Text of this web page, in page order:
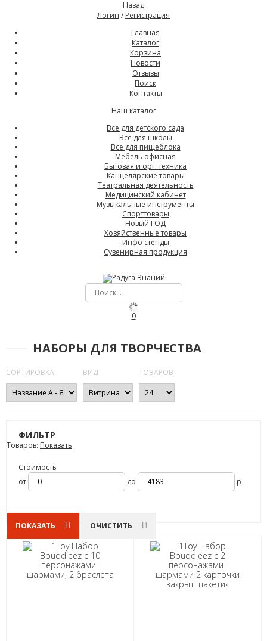
Назад
Логин / Регистрация
Главная
Каталог
Корзина
Новости
Отзывы
Поиск
Контакты
Наш каталог
Все для детского сада
Все для школы
Все для пищеблока
Мебель офисная
Бытовая и орг. техника
Канцелярские товары
Театральная деятельность
Медицинский кабинет
Музыкальные инструменты
Спорттовары
Новый ГОД
Хозяйственные товары
Инфо стенды
Сувенирная продукция
0
НАБОРЫ ДЛЯ ТВОРЧЕСТВА
СОРТИРОВКА ВИД ТОВАРОВ
ФИЛЬТР
Товаров: Показать
Стоимость
от
до р
ПОКАЗАТЬ ОЧИСТИТЬ